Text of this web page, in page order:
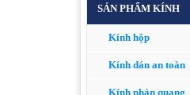
SẢN PHẨM KÍNH
Kính hộp
Kính dán an toàn
Kính phản quang